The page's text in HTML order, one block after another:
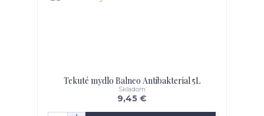
Tekuté mydlo Balneo Antibakterial 5L
9,45 €
Skladom